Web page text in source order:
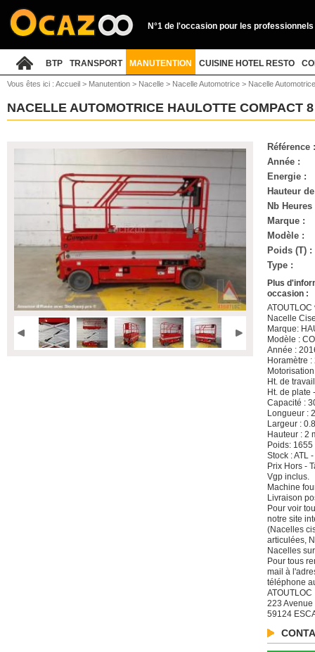
N°1 de l'occasion pour les professionnels
BTP TRANSPORT MANUTENTION CUISINE HOTEL RESTO
Vous êtes ici : Accueil > Manutention > Nacelle > Nacelle Automotrice > Nacelle
NACELLE AUTOMOTRICE HAULOTTE COMPACT
Référence :
Année :
Energie :
Hauteur
Nb Heures
Marque :
Modèle :
Poids (T) :
Type :
Plus
occasion :
Nacelle
Marque:
Modèle :
Année :
Horamètre
Ht. de
Ht. de plate
Capacité :
Longueur :
Largeur :
Hauteur : 2
Poids: 1655
Stock : ATL
Prix Hors -
Vgp inclus.
Machine
Livraison
Pour voir
notre site
(Nacelles
articulées,
Nacelles
Pour tous
mail à
téléphone
ATOUTLOC
223
59124